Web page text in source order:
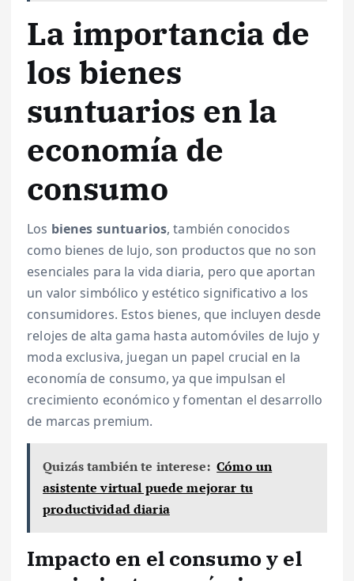
La importancia de
los bienes
suntuarios en la
economía de
consumo
Los bienes suntuarios, también conocidos
como bienes de lujo, son productos que no son
esenciales para la vida diaria, pero que aportan
un valor simbólico y estético significativo a los
consumidores. Estos bienes, que incluyen desde
relojes de alta gama hasta automóviles de lujo y
moda exclusiva, juegan un papel crucial en la
economía de consumo, ya que impulsan el
crecimiento económico y fomentan el desarrollo
de marcas premium.
Quizás también te interese: Cómo un
asistente virtual puede mejorar tu
productividad diaria
Impacto en el consumo y el